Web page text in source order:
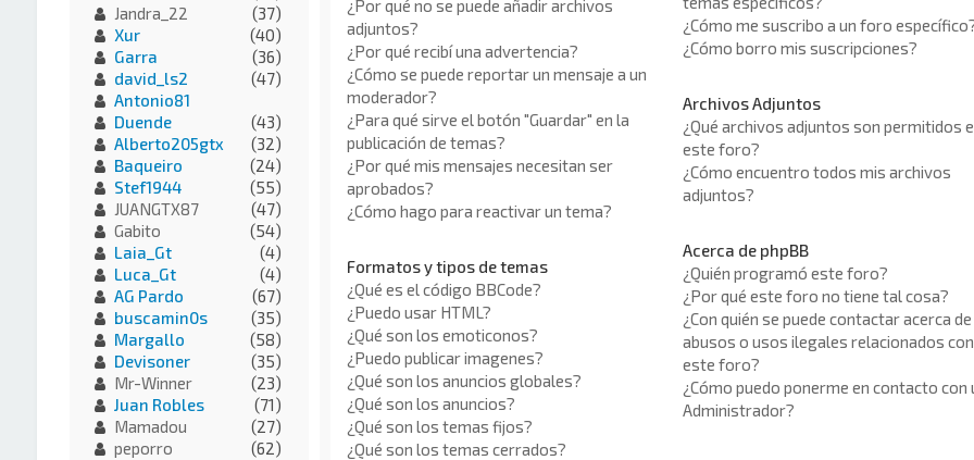
¿Por qué no se puede añadir archivos
adjuntos?
¿Por qué recibí una advertencia?
¿Cómo se puede reportar un mensaje a un
moderador?
¿Para qué sirve el botón "Guardar" en la
publicación de temas?
¿Por qué mis mensajes necesitan ser
aprobados?
¿Cómo hago para reactivar un tema?
Formatos y tipos de temas
¿Qué es el código BBCode?
¿Puedo usar HTML?
¿Qué son los emoticonos?
¿Puedo publicar imagenes?
¿Qué son los anuncios globales?
¿Qué son los anuncios?
¿Qué son los temas fijos?
¿Qué son los temas cerrados?
¿Cómo me suscribo a un foro
¿Cómo borro mis suscripciones?
Archivos Adjuntos
¿Qué archivos adjuntos son permitidos
este foro?
¿Cómo encuentro todos mis archivos
adjuntos?
Acerca de phpBB
¿Quién programó este foro?
¿Por qué este foro no tiene tal cosa?
¿Con quién se puede contactar acerca de
abusos o usos ilegales relacionados con
este foro?
¿Cómo puedo ponerme en contacto con
Administrador?
Jandra_22
(37)
Xur
(40)
Garra
(36)
david_ls2
(47)
Antonio81
Duende
(43)
Alberto205gtx
(32)
Baqueiro
(24)
Stef1944
(55)
JUANGTX87
(47)
Gabito
(54)
Laia_Gt
(4)
Luca_Gt
(4)
AG Pardo
(67)
buscamin0s
(35)
Margallo
(58)
Devisoner
(35)
Mr-Winner
(23)
Juan Robles
(71)
Mamadou
(27)
peporro
(62)